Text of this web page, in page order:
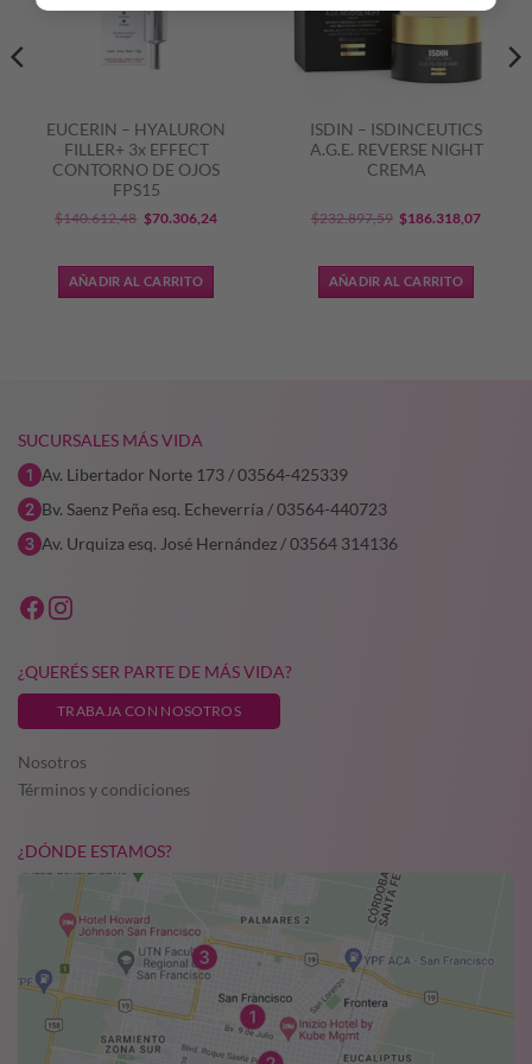
EUCERIN – HYALURON
FILLER+ 3x EFFECT
CONTORNO DE OJOS
FPS15
$140.612,48 El
original
era:
$70.306,24El
AÑADIR AL CARRITO
ISDIN – ISDINCEUTICS
A.G.E. REVERSE NIGHT
CREMA
$232.897,59 El
original
era:
$186.318,07El
AÑADIR AL CARRITO
SUCURSALES MÁS VIDA
Av. Libertador Norte 173 / 03564-425339
Bv. Saenz Peña esq. Echeverría / 03564-440723
Av. Urquiza esq. José Hernández / 03564 314136
¿QUERÉS SER PARTE DE MÁS VIDA?
TRABAJA CON NOSOTROS
Nosotros
Términos y condiciones
¿DÓNDE ESTAMOS?